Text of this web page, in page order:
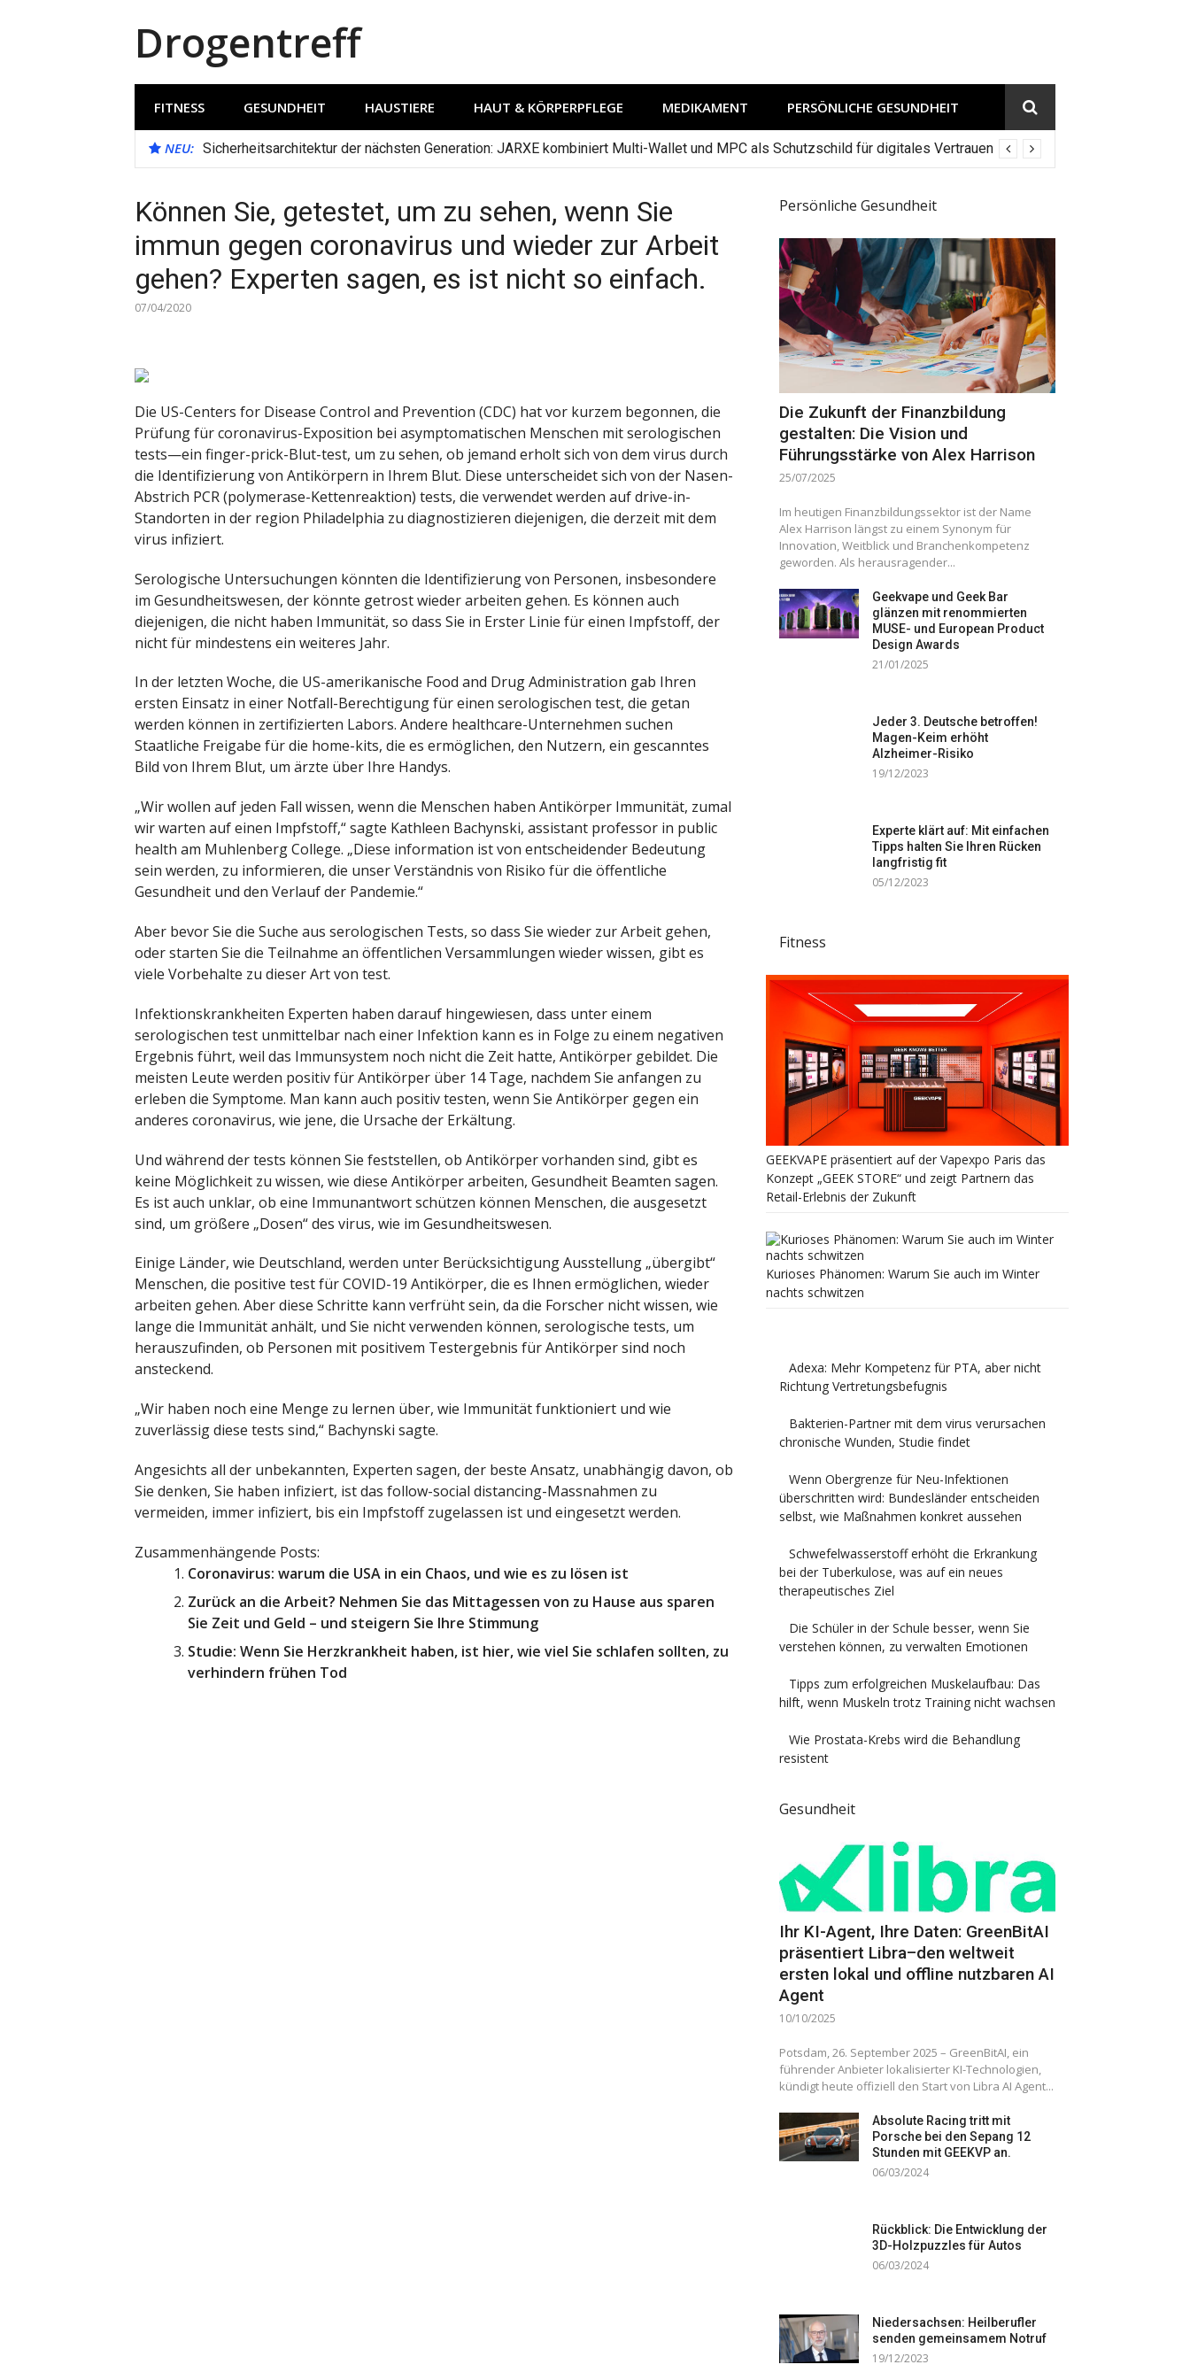
Drogentreff
FITNESS GESUNDHEIT HAUSTIERE HAUT & KÖRPERPFLEGE MEDIKAMENT PERSÖNLICHE GESUNDHEIT
NEU: Sicherheitsarchitektur der nächsten Generation: JARXE kombiniert Multi-Wallet und MPC als Schutzschild für digitales Vertrauen
Können Sie, getestet, um zu sehen, wenn Sie
immun gegen coronavirus und wieder zur Arbeit
gehen? Experten sagen, es ist nicht so einfach.
07/04/2020
Die US-Centers for Disease Control and Prevention (CDC) hat vor kurzem begonnen, die
Prüfung für coronavirus-Exposition bei asymptomatischen Menschen mit serologischen
tests—ein finger-prick-Blut-test, um zu sehen, ob jemand erholt sich von dem virus durch
die Identifizierung von Antikörpern in Ihrem Blut. Diese unterscheidet sich von der Nasen-
Abstrich PCR (polymerase-Kettenreaktion) tests, die verwendet werden auf drive-in-
Standorten in der region Philadelphia zu diagnostizieren diejenigen, die derzeit mit dem
virus infiziert.
Serologische Untersuchungen könnten die Identifizierung von Personen, insbesondere
im Gesundheitswesen, der könnte getrost wieder arbeiten gehen. Es können auch
diejenigen, die nicht haben Immunität, so dass Sie in Erster Linie für einen Impfstoff, der
nicht für mindestens ein weiteres Jahr.
In der letzten Woche, die US-amerikanische Food and Drug Administration gab Ihren
ersten Einsatz in einer Notfall-Berechtigung für einen serologischen test, die getan
werden können in zertifizierten Labors. Andere healthcare-Unternehmen suchen
Staatliche Freigabe für die home-kits, die es ermöglichen, den Nutzern, ein gescanntes
Bild von Ihrem Blut, um ärzte über Ihre Handys.
„Wir wollen auf jeden Fall wissen, wenn die Menschen haben Antikörper Immunität, zumal
wir warten auf einen Impfstoff,“ sagte Kathleen Bachynski, assistant professor in public
health am Muhlenberg College. „Diese information ist von entscheidender Bedeutung
sein werden, zu informieren, die unser Verständnis von Risiko für die öffentliche
Gesundheit und den Verlauf der Pandemie.“
Aber bevor Sie die Suche aus serologischen Tests, so dass Sie wieder zur Arbeit gehen,
oder starten Sie die Teilnahme an öffentlichen Versammlungen wieder wissen, gibt es
viele Vorbehalte zu dieser Art von test.
Infektionskrankheiten Experten haben darauf hingewiesen, dass unter einem
serologischen test unmittelbar nach einer Infektion kann es in Folge zu einem negativen
Ergebnis führt, weil das Immunsystem noch nicht die Zeit hatte, Antikörper gebildet. Die
meisten Leute werden positiv für Antikörper über 14 Tage, nachdem Sie anfangen zu
erleben die Symptome. Man kann auch positiv testen, wenn Sie Antikörper gegen ein
anderes coronavirus, wie jene, die Ursache der Erkältung.
Und während der tests können Sie feststellen, ob Antikörper vorhanden sind, gibt es
keine Möglichkeit zu wissen, wie diese Antikörper arbeiten, Gesundheit Beamten sagen.
Es ist auch unklar, ob eine Immunantwort schützen können Menschen, die ausgesetzt
sind, um größere „Dosen“ des virus, wie im Gesundheitswesen.
Einige Länder, wie Deutschland, werden unter Berücksichtigung Ausstellung „übergibt“
Menschen, die positive test für COVID-19 Antikörper, die es Ihnen ermöglichen, wieder
arbeiten gehen. Aber diese Schritte kann verfrüht sein, da die Forscher nicht wissen, wie
lange die Immunität anhält, und Sie nicht verwenden können, serologische tests, um
herauszufinden, ob Personen mit positivem Testergebnis für Antikörper sind noch
ansteckend.
„Wir haben noch eine Menge zu lernen über, wie Immunität funktioniert und wie
zuverlässig diese tests sind,“ Bachynski sagte.
Angesichts all der unbekannten, Experten sagen, der beste Ansatz, unabhängig davon, ob
Sie denken, Sie haben infiziert, ist das follow-social distancing-Massnahmen zu
vermeiden, immer infiziert, bis ein Impfstoff zugelassen ist und eingesetzt werden.
Zusammenhängende Posts:
Coronavirus: warum die USA in ein Chaos, und wie es zu lösen ist
Zurück an die Arbeit? Nehmen Sie das Mittagessen von zu Hause aus sparen
Sie Zeit und Geld – und steigern Sie Ihre Stimmung
Studie: Wenn Sie Herzkrankheit haben, ist hier, wie viel Sie schlafen sollten, zu
verhindern frühen Tod
Persönliche Gesundheit
Die Zukunft der Finanzbildung
gestalten: Die Vision und
Führungsstärke von Alex Harrison
25/07/2025
Im heutigen Finanzbildungssektor ist der Name
Alex Harrison längst zu einem Synonym für
Innovation, Weitblick und Branchenkompetenz
geworden. Als herausragender...
Geekvape und Geek Bar
glänzen mit renommierten
MUSE- und European Product
Design Awards
21/01/2025
Jeder 3. Deutsche betroffen!
Magen-Keim erhöht
Alzheimer-Risiko
19/12/2023
Experte klärt auf: Mit einfachen
Tipps halten Sie Ihren Rücken
langfristig fit
05/12/2023
Fitness
GEEKVAPE präsentiert auf der Vapexpo Paris das
Konzept „GEEK STORE“ und zeigt Partnern das
Retail-Erlebnis der Zukunft
Kurioses Phänomen: Warum Sie auch im Winter
nachts schwitzen
Adexa: Mehr Kompetenz für PTA, aber nicht
Richtung Vertretungsbefugnis
Bakterien-Partner mit dem virus verursachen
chronische Wunden, Studie findet
Wenn Obergrenze für Neu-Infektionen
überschritten wird: Bundesländer entscheiden
selbst, wie Maßnahmen konkret aussehen
Schwefelwasserstoff erhöht die Erkrankung
bei der Tuberkulose, was auf ein neues
therapeutisches Ziel
Die Schüler in der Schule besser, wenn Sie
verstehen können, zu verwalten Emotionen
Tipps zum erfolgreichen Muskelaufbau: Das
hilft, wenn Muskeln trotz Training nicht wachsen
Wie Prostata-Krebs wird die Behandlung
resistent
Gesundheit
Ihr KI-Agent, Ihre Daten: GreenBitAI
präsentiert Libra–den weltweit
ersten lokal und offline nutzbaren AI
Agent
10/10/2025
Potsdam, 26. September 2025 – GreenBitAI, ein
führender Anbieter lokalisierter KI-Technologien,
kündigt heute offiziell den Start von Libra AI Agent...
Absolute Racing tritt mit
Porsche bei den Sepang 12
Stunden mit GEEKVP an.
06/03/2024
Rückblick: Die Entwicklung der
3D-Holzpuzzles für Autos
06/03/2024
Niedersachsen: Heilberufler
senden gemeinsamem Notruf
19/12/2023